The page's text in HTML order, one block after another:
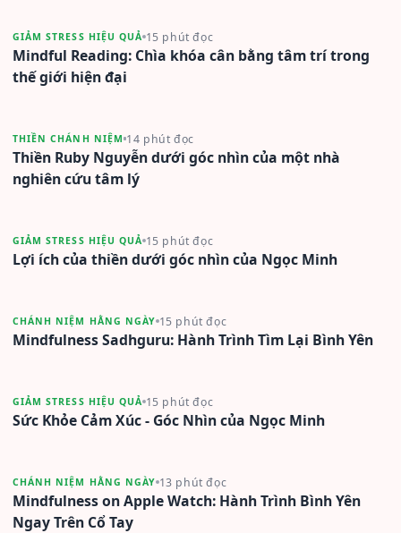
GIẢM STRESS HIỆU QUẢ 15 phút đọc
Mindful Reading: Chìa khóa cân bằng tâm trí trong
thế giới hiện đại
THIỀN CHÁNH NIỆM 14 phút đọc
Thiền Ruby Nguyễn dưới góc nhìn của một nhà
nghiên cứu tâm lý
GIẢM STRESS HIỆU QUẢ 15 phút đọc
Lợi ích của thiền dưới góc nhìn của Ngọc Minh
CHÁNH NIỆM HẰNG NGÀY 15 phút đọc
Mindfulness Sadhguru: Hành Trình Tìm Lại Bình Yên
GIẢM STRESS HIỆU QUẢ 15 phút đọc
Sức Khỏe Cảm Xúc - Góc Nhìn của Ngọc Minh
CHÁNH NIỆM HẰNG NGÀY 13 phút đọc
Mindfulness on Apple Watch: Hành Trình Bình Yên
Ngay Trên Cổ Tay